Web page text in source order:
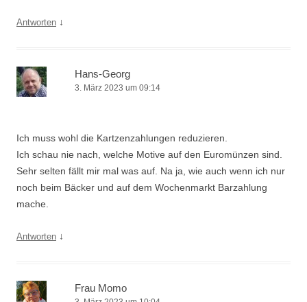
Antworten ↓
Hans-Georg
3. März 2023 um 09:14
Ich muss wohl die Kartzenzahlungen reduzieren.
Ich schau nie nach, welche Motive auf den Euromünzen sind.
Sehr selten fällt mir mal was auf. Na ja, wie auch wenn ich nur
noch beim Bäcker und auf dem Wochenmarkt Barzahlung
mache.
Antworten ↓
Frau Momo